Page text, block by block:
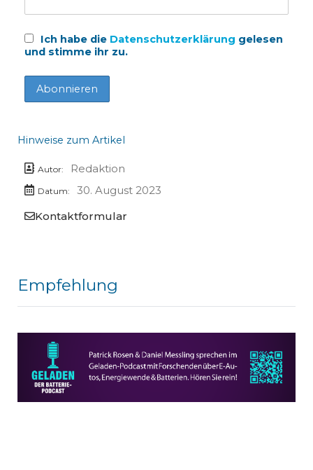
Ich habe die Datenschutzerklärung gelesen
und stimme ihr zu.
Hinweise zum Artikel
Autor: Redaktion
Datum:
30. August 2023
Kontaktformular
Empfehlung